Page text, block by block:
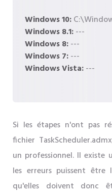
Windows 10:
Windows 8.1:---
Windows 8:---
Windows 7:---
Windows Vista:---
Si les étapes n'ont pas
fichier
un professionnel. Il existe
les erreurs puissent être
qu'elles doivent donc